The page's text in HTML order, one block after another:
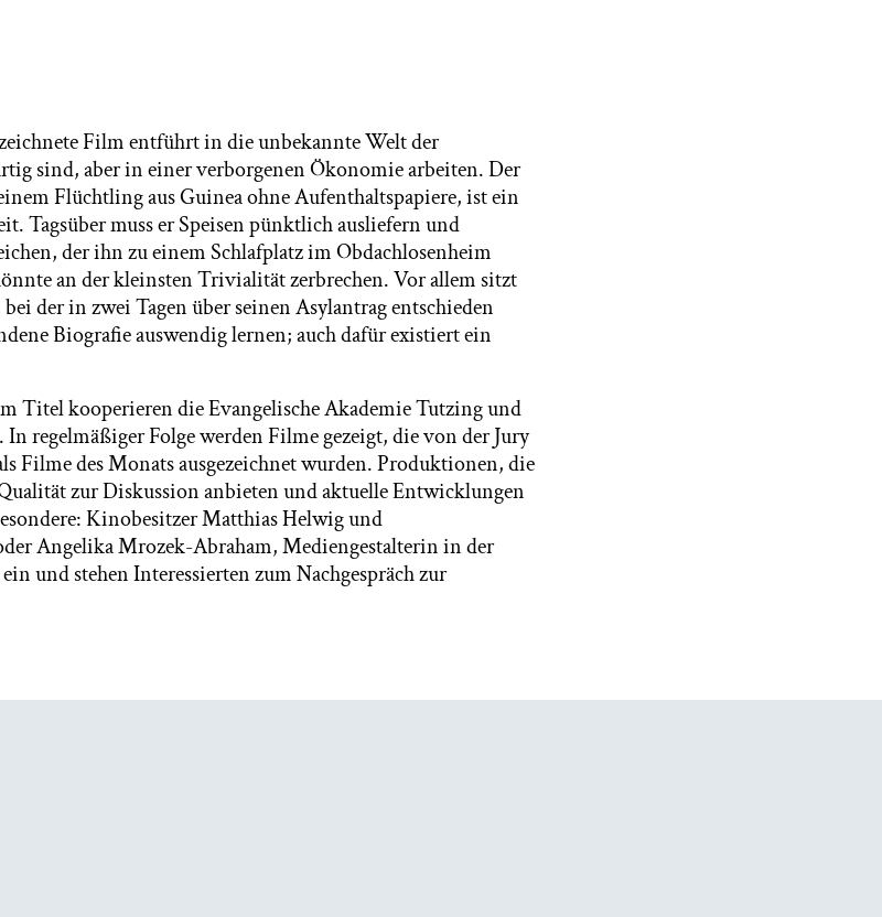
Film entführt in die unbekannte Welt der
sind, aber in einer verborgenen Ökonomie arbeiten. Der
Flüchtling aus Guinea ohne Aufenthaltspapiere, ist ein
Tagsüber muss er Speisen pünktlich ausliefern und
der ihn zu einem Schlafplatz im Obdachlosenheim
an der kleinsten Trivialität zerbrechen. Vor allem sitzt
der in zwei Tagen über seinen Asylantrag entschieden
Biografie auswendig lernen; auch dafür existiert ein
Titel kooperieren die Evangelische Akademie Tutzing und
regelmäßiger Folge werden Filme gezeigt, die von der Jury
Filme des Monats ausgezeichnet wurden. Produktionen, die
zur Diskussion anbieten und aktuelle Entwicklungen
Kinobesitzer Matthias Helwig und
Angelika Mrozek-Abraham, Mediengestalterin in der
und stehen Interessierten zum Nachgespräch zur